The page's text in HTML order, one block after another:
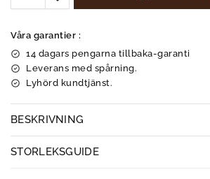
Våra garantier :
14 dagars pengarna tillbaka-garanti
Leverans med spårning.
Lyhörd kundtjänst.
BESKRIVNING
STORLEKSGUIDE